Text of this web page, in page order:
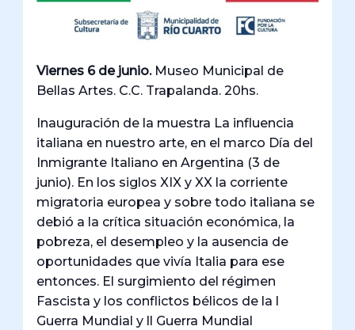
Viernes 6 de junio.Museo Municipal de
Bellas Artes. C.C. Trapalanda. 20hs.
Inauguración de la muestra La influencia
italiana en nuestro arte, en el marco Día del
Inmigrante Italiano en Argentina (3 de
junio). En los siglos XIX y XX la corriente
migratoria europea y sobre todo italiana se
debió a la crítica situación económica, la
pobreza, el desempleo y la ausencia de
oportunidades que vivía Italia para ese
entonces. El surgimiento del régimen
Fascista y los conflictos bélicos de la l
Guerra Mundial y ll Guerra Mundial